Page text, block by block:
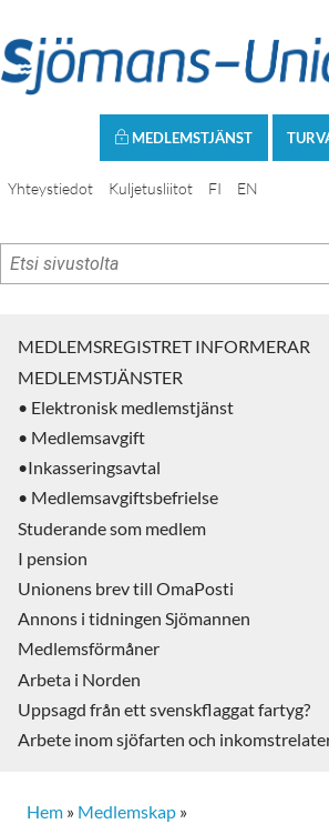
MEDLEMSTJÄNST
Yhteystiedot Kuljetusliitot FI EN
MEDLEMSREGISTRET INFORMERAR
MEDLEMSTJÄNSTER
• Elektronisk medlemstjänst
• Medlemsavgift
•Inkasseringsavtal
• Medlemsavgiftsbefrielse
Studerande som medlem
I pension
Unionens brev till OmaPosti
Annons i tidningen Sjömannen
Medlemsförmåner
Arbeta i Norden
Uppsagd från ett svenskflaggat fartyg?
Arbete inom sjöfarten och
Hem » Medlemskap »